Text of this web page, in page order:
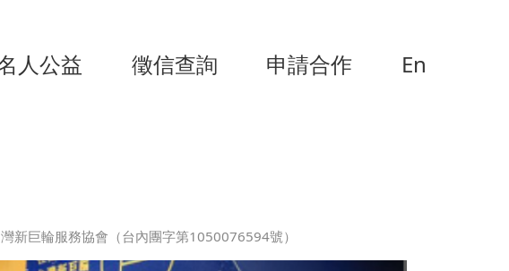
人公益 徵信查詢 申請合作 En
新巨輪服務協會（台內團字第1050076594號）